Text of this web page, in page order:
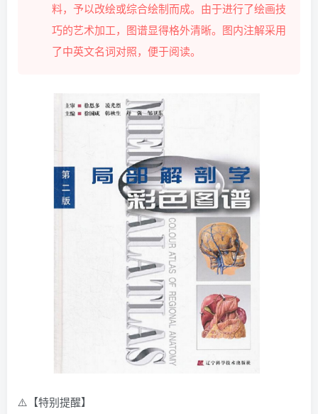
料，予以改绘或综合绘制而成。由于进行了绘画技
巧的艺术加工，图谱显得格外清晰。图内注解采用
了中英文名词对照，便于阅读。
⚠️【特别提醒】